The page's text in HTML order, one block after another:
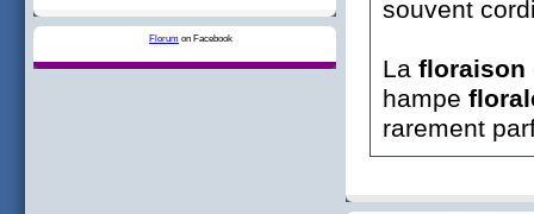
Florum on Facebook
souvent
La floraison
hampe
rarement